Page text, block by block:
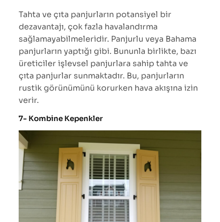
Tahta ve çıta panjurların potansiyel bir
dezavantajı, çok fazla havalandırma
sağlamayabilmeleridir. Panjurlu veya Bahama
panjurların yaptığı gibi. Bununla birlikte, bazı
üreticiler işlevsel panjurlara sahip tahta ve
çıta panjurlar sunmaktadır. Bu, panjurların
rustik görünümünü korurken hava akışına izin
verir.
7- Kombine Kepenkler